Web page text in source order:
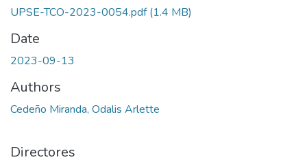
UPSE-TCO-2023-0054.pdf(1.4 MB)
Date
2023-09-13
Authors
Cedeño Miranda, Odalis Arlette
Directores